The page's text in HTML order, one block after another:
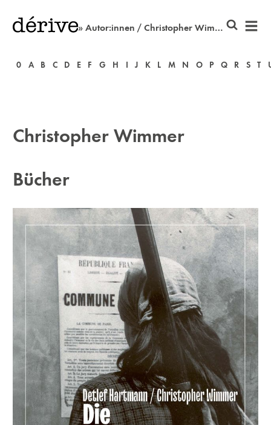
» Autor:innen / Christopher Wimmer
0 A B C D E F G H I J K L M N O P Q R S T
Christopher Wimmer
Bücher